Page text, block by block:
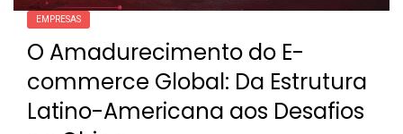
EMPRESAS
O Amadurecimento do E-
commerce Global: Da Estrutura
Latino-Americana aos Desafios